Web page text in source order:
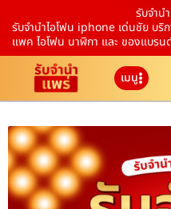
รับจํานํ
รับจำนำไอโฟน iphone เด่นชัย บริ
แพค ไอโฟน นาฬิกา และ ของแบรน
เมนู